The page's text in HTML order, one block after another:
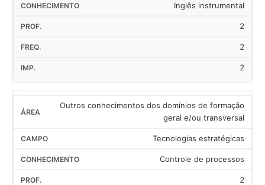
Inglês instrumental
2
2
2
Outros conhecimentos dos domínios de formação
geral e/ou transversal
Tecnologias estratégicas
Controle de processos
2